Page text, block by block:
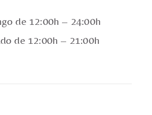
de 12:00h – 24:00h
de 12:00h – 21:00h